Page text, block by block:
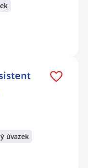
úvazek